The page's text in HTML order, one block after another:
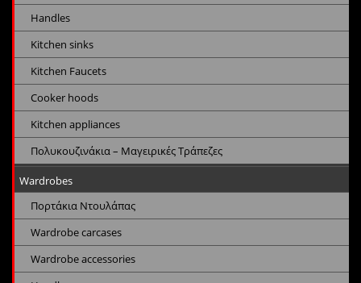
Handles
Kitchen sinks
Kitchen Faucets
Cooker hoods
Kitchen appliances
Πολυκουζινάκια – Μαγειρικές Τράπεζες
Wardrobes
Πορτάκια Ντουλάπας
Wardrobe carcases
Wardrobe accessories